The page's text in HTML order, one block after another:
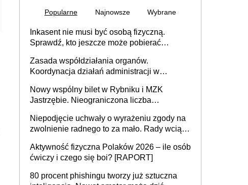
Popularne Najnowsze Wybrane
Inkasent nie musi być osobą fizyczną.
Sprawdź, kto jeszcze może pobierać
Zasada współdziałania organów.
Koordynacja działań administracji w
Nowy wspólny bilet w Rybniku i MZK
Jastrzębie. Nieograniczona liczba
Niepodjęcie uchwały o wyrażeniu zgody na
zwolnienie radnego to za mało. Rady wciąż
rozstrzygać sprawy
Aktywność fizyczna Polaków 2026 – ile osób
ćwiczy i czego się boi? [RAPORT]
80 procent phishingu tworzy już sztuczna